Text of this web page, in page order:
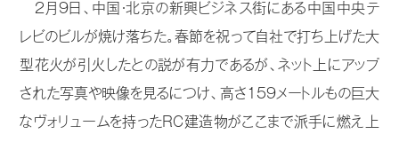
2月9日、中国・北京の新興ビジネス街にある中国中央テ
レビのビルが焼け落ちた。春節を祝って自社で打ち上げた大
型花火が引火したとの説が有力であるが、ネット上にアップ
された写真や映像を見るにつけ、高さ159メートルもの巨大
なヴォリュームを持ったRC建造物がここまで派手に燃え上